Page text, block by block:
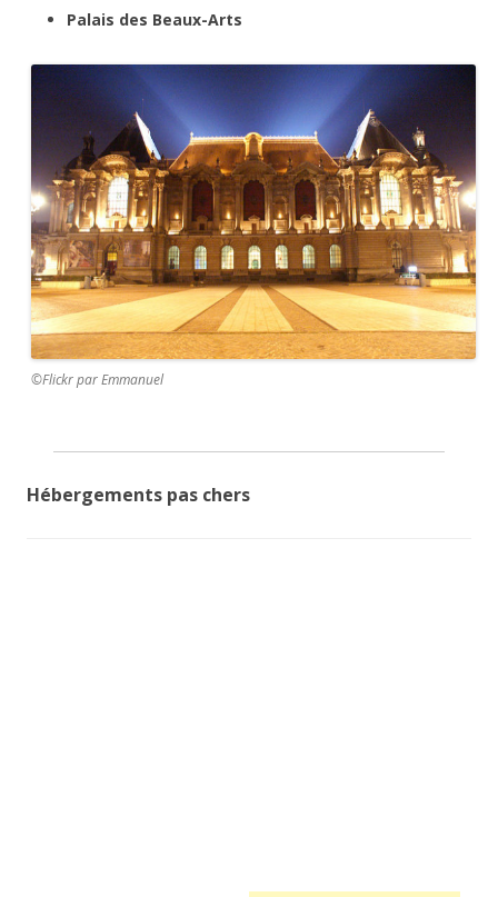
Palais des Beaux-Arts
©Flickr par Emmanuel
Hébergements pas chers